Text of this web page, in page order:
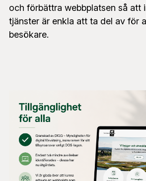
och förbättra webbplatsen så att
tjänster är enkla att ta del av för
besökare.